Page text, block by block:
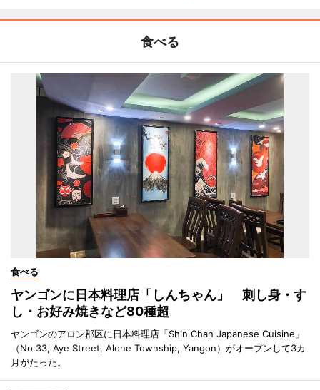
食べる
食べる
ヤンゴンに日本料理店「しんちゃん」 刺し身・す
し・お好み焼きなど80種超
ヤンゴンのアロン郡区に日本料理店「Shin Chan Japanese Cuisine」
（No.33, Aye Street, Alone Township, Yangon）がオープンして3カ
月がたった。